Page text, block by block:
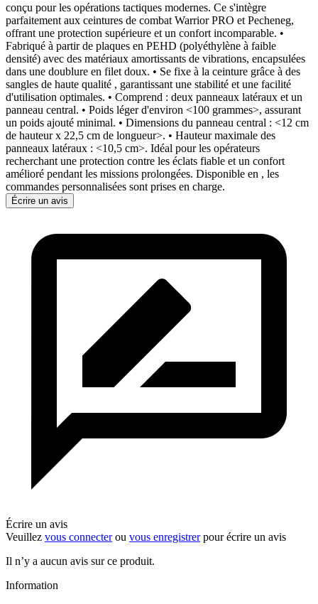
conçu pour les opérations tactiques modernes. Ce s'intègre
parfaitement aux ceintures de combat Warrior PRO et Pecheneg,
offrant une protection supérieure et un confort incomparable. •
Fabriqué à partir de plaques en PEHD (polyéthylène à faible
densité) avec des matériaux amortissants de vibrations, encapsulées
dans une doublure en filet doux. • Se fixe à la ceinture grâce à des
sangles de haute qualité , garantissant une stabilité et une facilité
d'utilisation optimales. • Comprend : deux panneaux latéraux et un
panneau central. • Poids léger d'environ <100 grammes>, assurant
un poids ajouté minimal. • Dimensions du panneau central : <12 cm
de hauteur x 22,5 cm de longueur>. • Hauteur maximale des
panneaux latéraux : <10,5 cm>. Idéal pour les opérateurs
recherchant une protection contre les éclats fiable et un confort
amélioré pendant les missions prolongées. Disponible en , les
commandes personnalisées sont prises en charge.
Écrire un avis
Écrire un avis
Veuillez vous connecterou vous enregistrerpour écrire un avis
Il n’y a aucun avis sur ce produit.
Information